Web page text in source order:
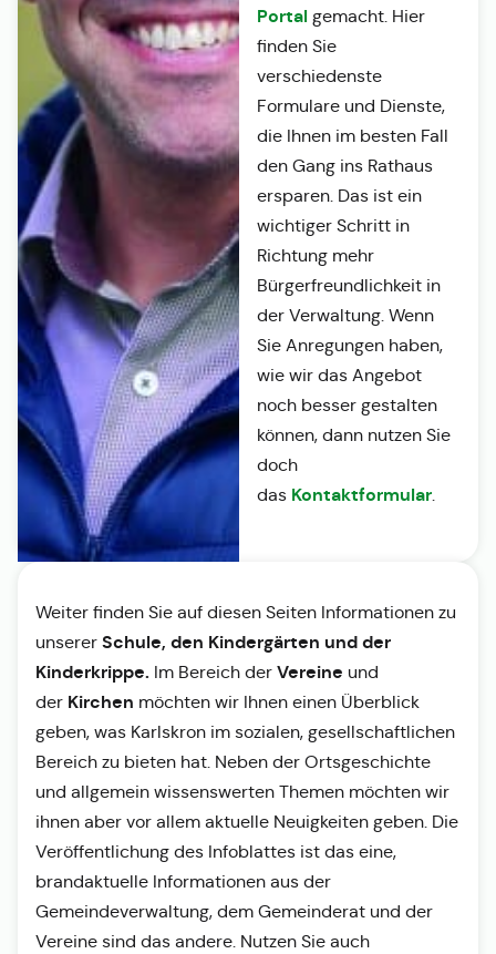
Portalgemacht. Hier
finden Sie
verschiedenste
Formulare und Dienste,
die Ihnen im besten Fall
den Gang ins Rathaus
ersparen. Das ist ein
wichtiger Schritt in
Richtung mehr
Bürgerfreundlichkeit in
der Verwaltung. Wenn
Sie Anregungen haben,
wie wir das Angebot
noch besser gestalten
können, dann nutzen Sie
doch
das Kontaktformular.
Weiter finden Sie auf diesen Seiten Informationen zu
unserer Schule, den Kindergärten und der
Kinderkrippe. Im Bereich der Vereine und
der Kirchen möchten wir Ihnen einen Überblick
geben, was Karlskron im sozialen, gesellschaftlichen
Bereich zu bieten hat. Neben der Ortsgeschichte
und allgemein wissenswerten Themen möchten wir
ihnen aber vor allem aktuelle Neuigkeiten geben. Die
Veröffentlichung des Infoblattes ist das eine,
brandaktuelle Informationen aus der
Gemeindeverwaltung, dem Gemeinderat und der
Vereine sind das andere. Nutzen Sie auch